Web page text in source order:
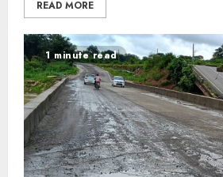
READ MORE
1 minute read